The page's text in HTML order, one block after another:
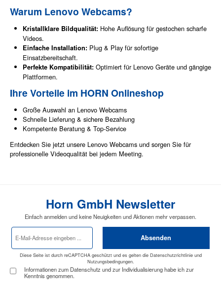
Warum Lenovo Webcams?
Kristallklare Bildqualität: Hohe Auflösung für gestochen scharfe
Videos.
Einfache Installation: Plug & Play für sofortige
Einsatzbereitschaft.
Perfekte Kompatibilität: Optimiert für Lenovo Geräte und gängige
Plattformen.
Ihre Vorteile im HORN Onlineshop
Große Auswahl an Lenovo Webcams
Schnelle Lieferung & sichere Bezahlung
Kompetente Beratung & Top-Service
Entdecken Sie jetzt unsere Lenovo Webcams und sorgen Sie für
professionelle Videoqualität bei jedem Meeting.
Horn GmbH Newsletter
Einfach anmelden und keine Neuigkeiten und Aktionen mehr verpassen.
E-
Mail-
*
Absenden
Diese Seite ist durch reCAPTCHA geschützt und es gelten die Datenschutzrichtlinieund
Nutzungsbedingungen.
Informationen zum Datenschutz und zur Individualisierung habe ich zur
Kenntnis genommen.